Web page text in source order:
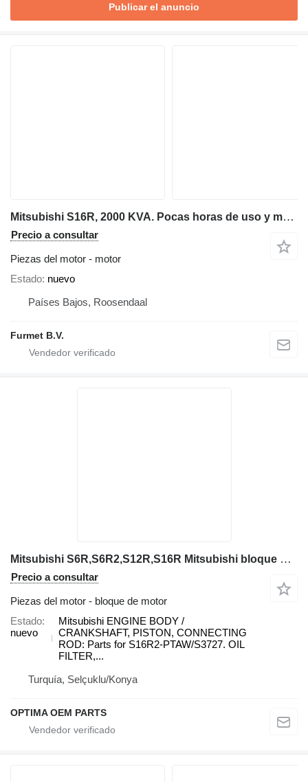
Publicar el anuncio
Mitsubishi S16R, 2000 KVA. Pocas horas de uso y muy completo. motor para generador eléctrico
Precio a consultar
Piezas del motor - motor
Estado nuevo
Países Bajos, Roosendaal
Furmet B.V.
Mitsubishi S6R,S6R2,S12R,S16R Mitsubishi bloque de motor
Precio a consultar
Piezas del motor - bloque de motor
Estado
nuevo
Mitsubishi ENGINE BODY /
CRANKSHAFT, PISTON, CONNECTING
ROD: Parts for S16R2-PTAW/S3727. OIL
FILTER,...
Turquía, Selçuklu/Konya
OPTIMA OEM PARTS